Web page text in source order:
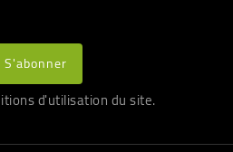
d'utilisation du site.